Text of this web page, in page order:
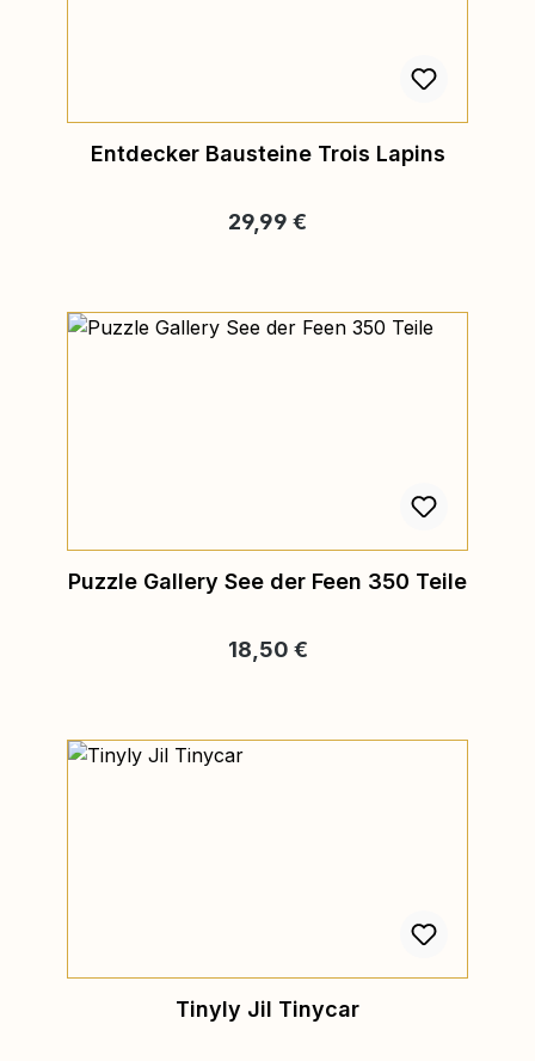
Entdecker Bausteine Trois Lapins
Regulärer Preis:
29,99 €
Puzzle Gallery See der Feen 350 Teile
Regulärer Preis:
18,50 €
Tinyly Jil Tinycar